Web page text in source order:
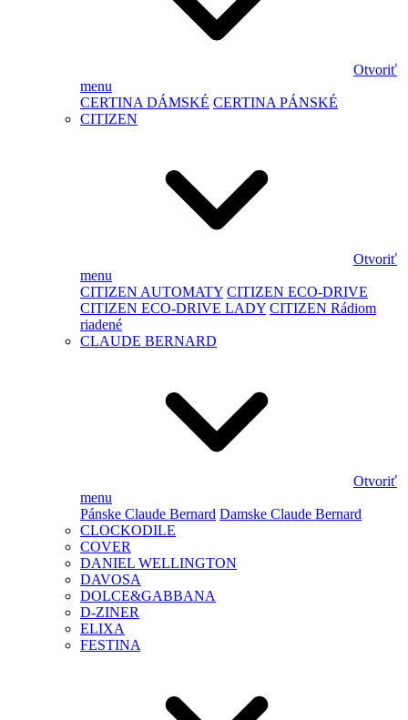
Otvoriť
menu
CERTINA DÁMSKÉ CERTINA PÁNSKÉ
CITIZEN
Otvoriť
menu
CITIZEN AUTOMATY CITIZEN ECO-DRIVE
CITIZEN ECO-DRIVE LADY CITIZEN Rádiom
riadené
CLAUDE BERNARD
Otvoriť
menu
Pánske Claude Bernard Damske Claude Bernard
CLOCKODILE
COVER
DANIEL WELLINGTON
DAVOSA
DOLCE&GABBANA
D-ZINER
ELIXA
FESTINA